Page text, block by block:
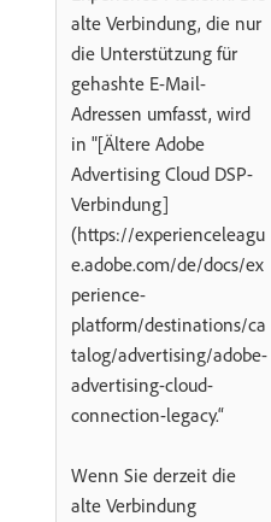
alte Verbindung, die nur
die Unterstützung für
gehashte E-Mail-
Adressen umfasst, wird
in "[Ältere Adobe
Advertising Cloud DSP-
Verbindung]​
(https://experienceleagu
e.adobe.com/de/docs/ex
perience-
platform/destinations/ca
talog/advertising/adobe-
advertising-cloud-
connection-legacy.“
Wenn Sie derzeit die
alte Verbindung